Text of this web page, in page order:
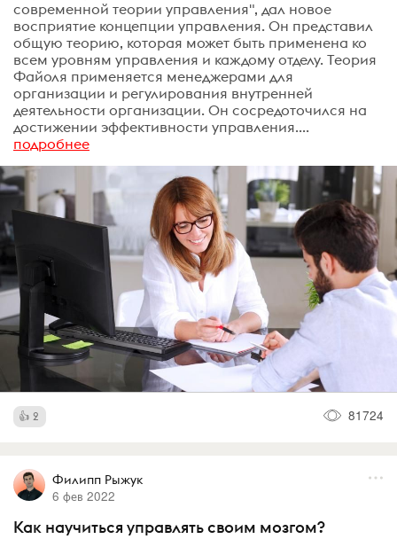
современной теории управления", дал новое
восприятие концепции управления. Он представил
общую теорию, которая может быть применена ко
всем уровням управления и каждому отделу. Теория
Файоля применяется менеджерами для
организации и регулирования внутренней
деятельности организации. Он сосредоточился на
достижении эффективности управления....
подробнее
2 81724
Филипп Рыжук
6 фев 2022
Как научиться управлять своим мозгом?